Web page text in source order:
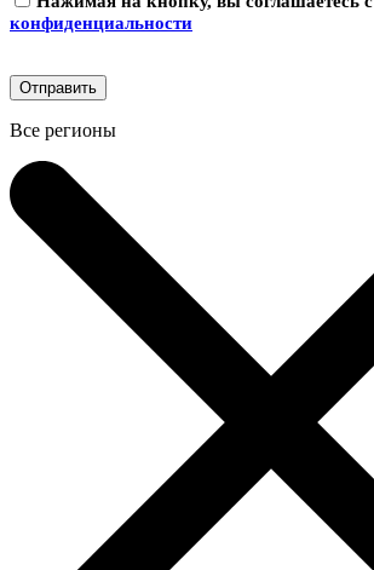
конфиденциальности
Все регионы